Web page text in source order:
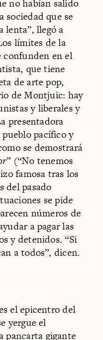
no habían salido
sociedad que se
lenta”, llegó a
límites de la
confunden en el
que tiene
de arte pop,
de Montjuic: hay
y liberales y
presentadora
pacífico y
se demostrará
” (“No tenemos
famosa tras los
del pasado
se pide
números de
a pagar las
y detenidos. “Si
a todos”, dicen.
el epicentro del
yergue el
gigante